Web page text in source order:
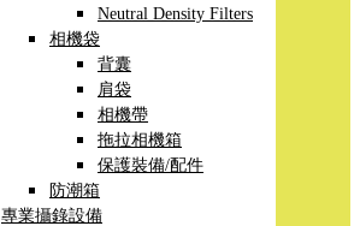
Neutral Density Filters
相機袋
背囊
肩袋
相機帶
拖拉相機箱
保護裝備/配件
防潮箱
專業攝錄設備